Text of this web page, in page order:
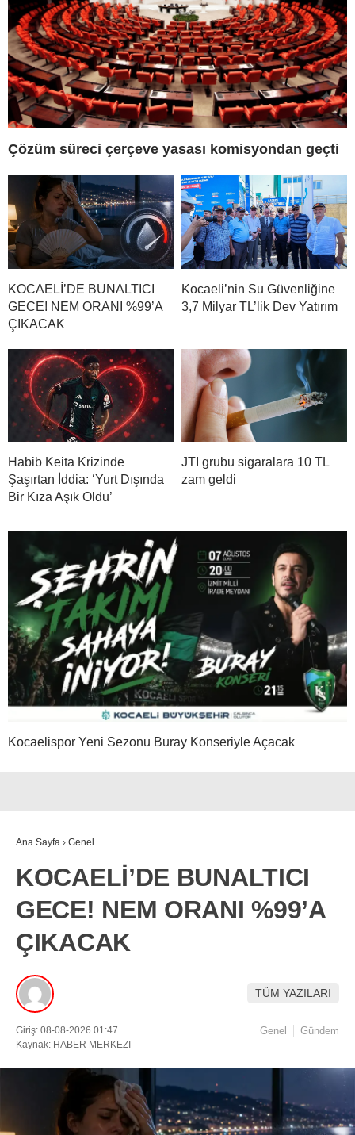
Çözüm süreci çerçeve yasası komisyondan geçti
KOCAELİ’DE BUNALTICI
GECE! NEM ORANI %99’A
ÇIKACAK
Kocaeli’nin Su Güvenliğine
3,7 Milyar TL’lik Dev Yatırım
Habib Keita Krizinde
Şaşırtan İddia: ‘Yurt Dışında
Bir Kıza Aşık Oldu’
JTI grubu sigaralara 10 TL
zam geldi
Kocaelispor Yeni Sezonu Buray Konseriyle Açacak
Ana Sayfa › Genel
KOCAELİ’DE BUNALTICI
GECE! NEM ORANI %99’A
ÇIKACAK
TÜM YAZILARI
Giriş: 08-08-2026 01:47
Kaynak: HABER MERKEZI
Genel Gündem